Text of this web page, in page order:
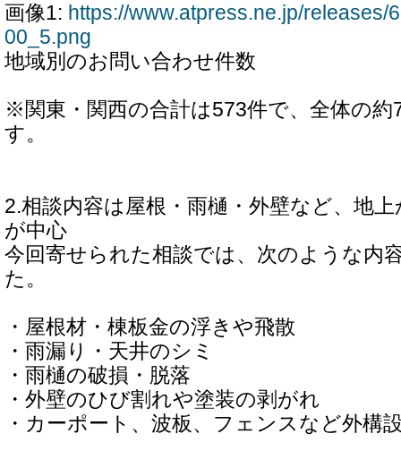
画像1: https://www.atpress.ne.jp/releases/
00_5.png
地域別のお問い合わせ件数
※関東・関西の合計は573件で、全体の約
す。
2.相談内容は屋根・雨樋・外壁など、地
が中心
今回寄せられた相談では、次のような内
た。
・屋根材・棟板金の浮きや飛散
・雨漏り・天井のシミ
・雨樋の破損・脱落
・外壁のひび割れや塗装の剥がれ
・カーポート、波板、フェンスなど外構